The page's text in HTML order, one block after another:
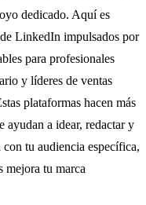
dedicado. Aquí es
LinkedIn impulsados por
para profesionales
y líderes de ventas
plataformas hacen más
ayudan a idear, redactar y
tu audiencia específica,
mejora tu marca